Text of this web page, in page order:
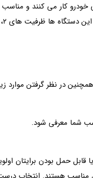
کار می کنند و مناسب
در نظر گرفتن موارد
شما معرفی شود.
قابل‌ حمل بودن برایتان